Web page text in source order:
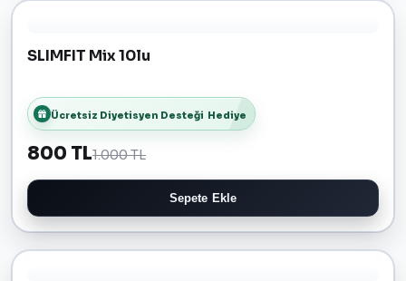
SLIMFIT Mix 10lu
Ücretsiz Diyetisyen Desteği Hediye
800 TL1.000 TL
Sepete Ekle